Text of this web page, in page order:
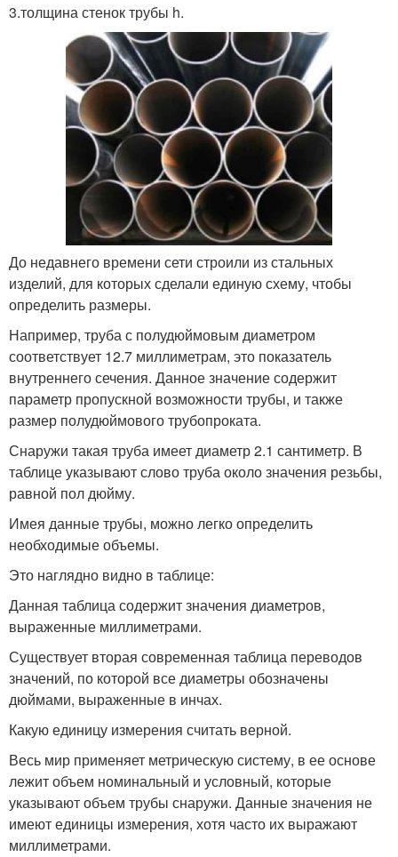
3.толщина стенок трубы h.
До недавнего времени сети строили из стальных
изделий, для которых сделали единую схему, чтобы
определить размеры.
Например, труба с полудюймовым диаметром
соответствует 12.7 миллиметрам, это показатель
внутреннего сечения. Данное значение содержит
параметр пропускной возможности трубы, и также
размер полудюймового трубопроката.
Снаружи такая труба имеет диаметр 2.1 сантиметр. В
таблице указывают слово труба около значения резьбы,
равной пол дюйму.
Имея данные трубы, можно легко определить
необходимые объемы.
Это наглядно видно в таблице:
Данная таблица содержит значения диаметров,
выраженные миллиметрами.
Существует вторая современная таблица переводов
значений, по которой все диаметры обозначены
дюймами, выраженные в инчах.
Какую единицу измерения считать верной.
Весь мир применяет метрическую систему, в ее основе
лежит объем номинальный и условный, которые
указывают объем трубы снаружи. Данные значения не
имеют единицы измерения, хотя часто их выражают
миллиметрами.